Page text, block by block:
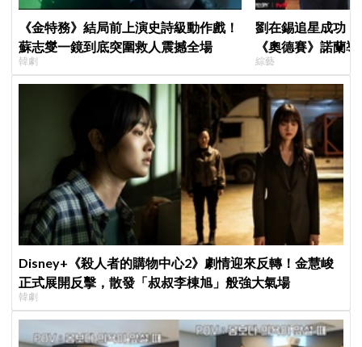
《金特務》結局前上演史詩級動作戲！
蘇志燮一鏡到底突圍救人震撼全場
韓劇
劉在錫追星成功
《奧德賽》諾蘭
比YA幸福笑容藏
綜藝
Disney+《殺人者的購物中心2》劇情迎來反轉！金慧峻
正式展開反擊，散發「叔叔李棟旭」般強大氣場
韓劇